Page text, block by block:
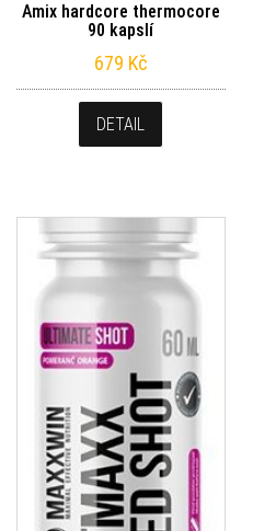
Amix hardcore thermocore
90 kapslí
679 Kč
DETAIL